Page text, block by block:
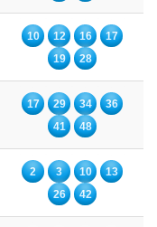
10 12 16
17
19
28
17 29 34
36
41
48
2 3 10
13
26
42